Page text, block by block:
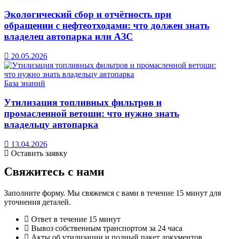
Экологический сбор и отчётность при
обращении с нефтеотходами: что должен знать
владелец автопарка или АЗС
20.05.2026
База знаний
Утилизация топливных фильтров и
промасленной ветоши: что нужно знать
владельцу автопарка
13.04.2026
Оставить заявку
Свяжитесь с нами
Заполните форму. Мы свяжемся с вами в течение 15 минут для
уточнения деталей.
Ответ в течение 15 минут
Вывоз собственным транспортом за 24 часа
Акты об утилизации и полный пакет документов